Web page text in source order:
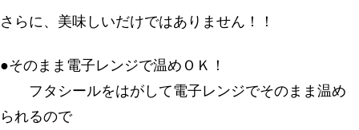
さらに、美味しいだけではありません！！
●そのまま電子レンジで温めＯＫ！
フタシールをはがして電子レンジでそのまま温め
られるので